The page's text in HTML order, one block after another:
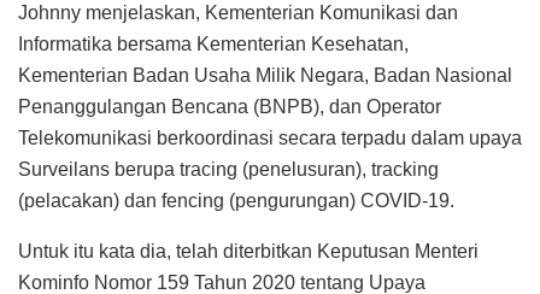
Johnny menjelaskan, Kementerian Komunikasi dan
Informatika bersama Kementerian Kesehatan,
Kementerian Badan Usaha Milik Negara, Badan Nasional
Penanggulangan Bencana (BNPB), dan Operator
Telekomunikasi berkoordinasi secara terpadu dalam upaya
Surveilans berupa tracing (penelusuran), tracking
(pelacakan) dan fencing (pengurungan) COVID-19.
Untuk itu kata dia, telah diterbitkan Keputusan Menteri
Kominfo Nomor 159 Tahun 2020 tentang Upaya